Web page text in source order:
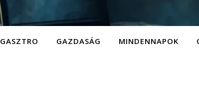
GASZTRO GAZDASÁG MINDENNAPOK